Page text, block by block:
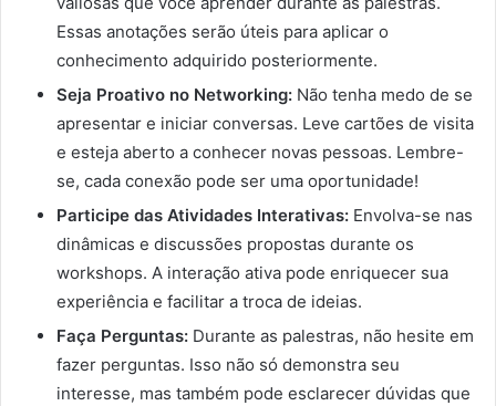
Essas anotações serão úteis para aplicar o
conhecimento adquirido posteriormente.
Seja Proativo no Networking: Não tenha medo de se
apresentar e iniciar conversas. Leve cartões de visita
e esteja aberto a conhecer novas pessoas. Lembre-
se, cada conexão pode ser uma oportunidade!
Participe das Atividades Interativas: Envolva-se nas
dinâmicas e discussões propostas durante os
workshops. A interação ativa pode enriquecer sua
experiência e facilitar a troca de ideias.
Faça Perguntas: Durante as palestras, não hesite em
fazer perguntas. Isso não só demonstra seu
interesse, mas também pode esclarecer dúvidas que